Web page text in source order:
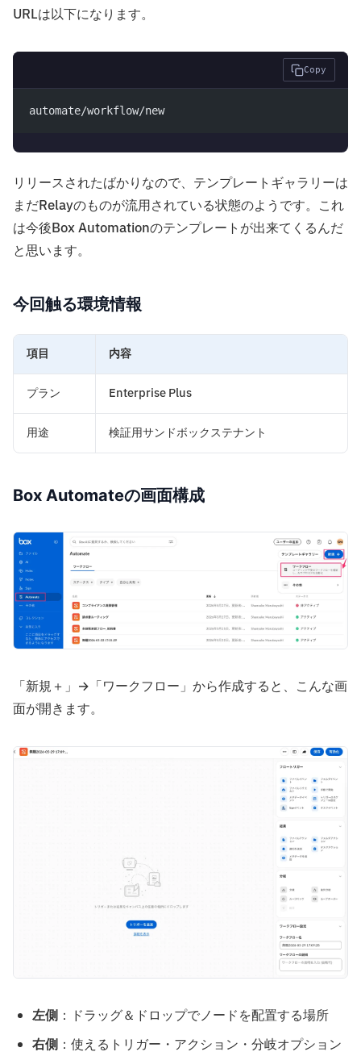
URLは以下になります。
Copy
automate/workflow/new
リリースされたばかりなので、テンプレートギャラリーは
まだRelayのものが流用されている状態のようです。これ
は今後Box Automationのテンプレートが出来てくるんだ
と思います。
今回触る環境情報
項目 内容
プラン Enterprise Plus
用途 検証用サンドボックステナント
Box Automateの画面構成
「新規＋」→「ワークフロー」から作成すると、こんな画
面が開きます。
左側 ：ドラッグ＆ドロップでノードを配置する場所
右側 ：使えるトリガー・アクション・分岐オプション